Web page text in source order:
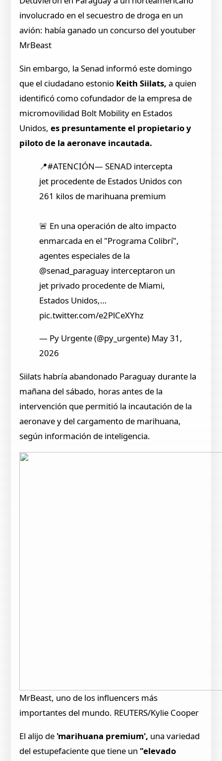
involucrado en el secuestro de droga en un
avión: había ganado un concurso del youtuber
MrBeast
Sin embargo, la Senad informó este domingo
que el ciudadano estonio Keith Siilats, a quien
identificó como cofundador de la empresa de
micromovilidad Bolt Mobility en Estados
Unidos, es presuntamente el propietario y
piloto de la aeronave incautada.
📍#ATENCIÓN— SENAD intercepta
jet procedente de Estados Unidos con
261 kilos de marihuana premium
🚨 En una operación de alto impacto
enmarcada en el "Programa Colibrí",
agentes especiales de la
@senad_paraguay interceptaron un
jet privado procedente de Miami,
Estados Unidos,…
pic.twitter.com/e2PlCeXYhz
— Py Urgente (@py_urgente) May 31,
2026
Siilats habría abandonado Paraguay durante la
mañana del sábado, horas antes de la
intervención que permitió la incautación de la
aeronave y del cargamento de marihuana,
según información de inteligencia.
MrBeast, uno de los influencers más
importantes del mundo. REUTERS/Kylie Cooper
El alijo de 'marihuana premium', una variedad
del estupefaciente que tiene un "elevado